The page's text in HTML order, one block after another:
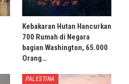
Kebakaran Hutan Hancurkan
700 Rumah di Negara
bagian Washington, 65.000
Orang…
PALESTINA